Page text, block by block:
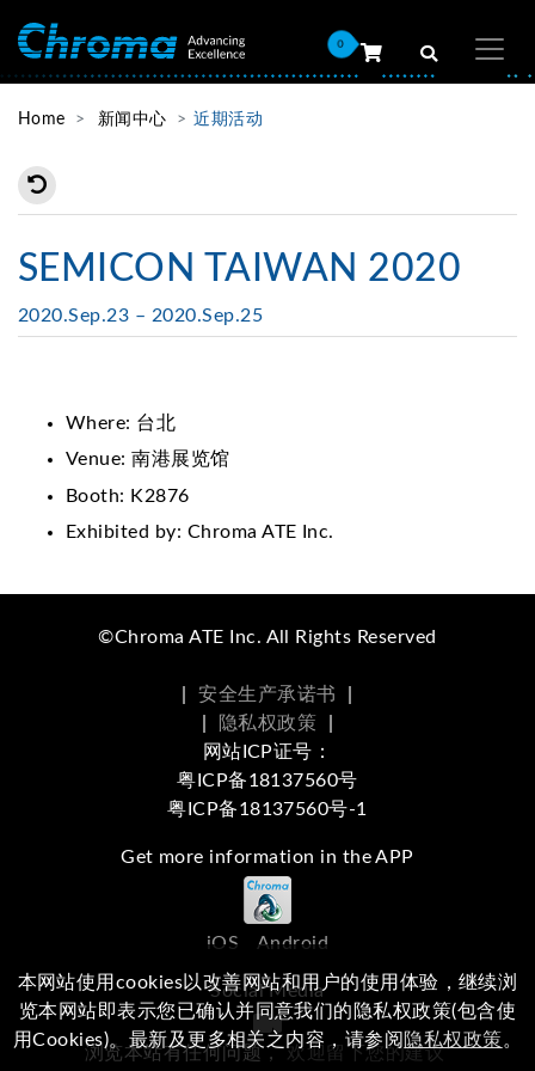
0
Home 新闻中心 近期活动
SEMICON TAIWAN 2020
2020.Sep.23 – 2020.Sep.25
Where: 台北
Venue: 南港展览馆
Booth: K2876
Exhibited by: Chroma ATE Inc.
©Chroma ATE Inc. All Rights Reserved
安全生产承诺书
隐私权政策
网站ICP证号：
粤ICP备18137560号
粤ICP备18137560号-1
Get more information in the APP
iOS Android
Social Media
浏览本站有任何问题， 欢迎留下您的建议
本网站使用cookies以改善网站和用户的使用体验，继续浏
览本网站即表示您已确认并同意我们的隐私权政策(包含使
用Cookies)。最新及更多相关之内容，请参阅 隐私权政策 。